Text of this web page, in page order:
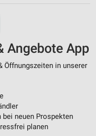
Angebote App
Öffnungszeiten in unserer
bei neuen Prospekten
planen